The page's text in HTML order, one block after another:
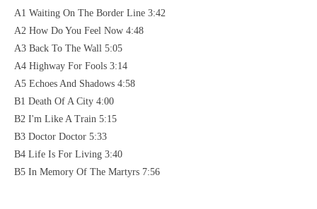
A1 Waiting On The Border Line 3:42
A2 How Do You Feel Now 4:48
A3 Back To The Wall 5:05
A4 Highway For Fools 3:14
A5 Echoes And Shadows 4:58
B1 Death Of A City 4:00
B2 I'm Like A Train 5:15
B3 Doctor Doctor 5:33
B4 Life Is For Living 3:40
B5 In Memory Of The Martyrs 7:56